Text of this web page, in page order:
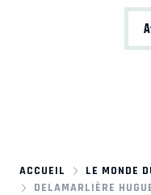
ACCUEIL
LE MONDE
DELAMARLIÈRE